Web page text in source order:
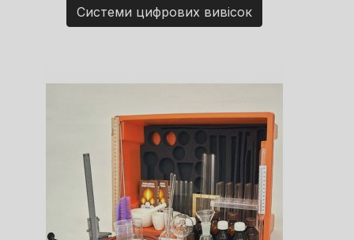
Системи цифрових вивісок